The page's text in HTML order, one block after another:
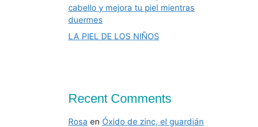
cabello y mejora tu piel mientras
duermes
LA PIEL DE LOS NIÑOS
Recent Comments
Rosa en Óxido de zinc, el guardián